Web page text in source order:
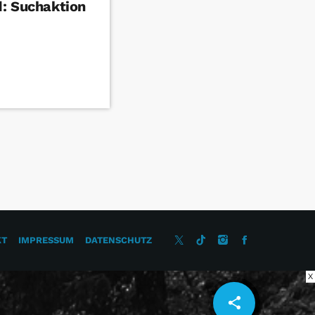
share
email
Suchaktion
IMPRESSUM DATENSCHUTZ
X